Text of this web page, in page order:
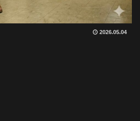
2026.05.04